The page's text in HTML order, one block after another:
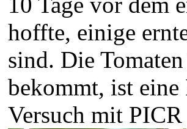
hoffte, einige
sind. Die
bekommt, ist
Versuch mit PICR